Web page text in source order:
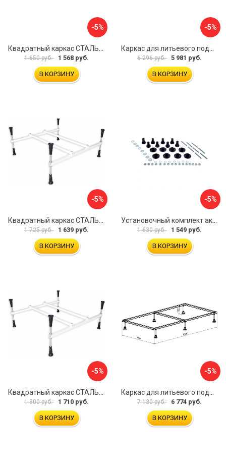
-5%
Квадратный каркас СТАЛЬВЕНТ 00-00000147
1 650 руб. 1 568 руб.
В КОРЗИНУ
-5%
Каркас для литьевого поддона ALLEN BRAU 267187
6 296 руб. 5 981 руб.
В КОРЗИНУ
-5%
1 725 руб. 1 639 руб.
В КОРЗИНУ
-5%
1 630 руб. 1 549 руб.
В КОРЗИНУ
-5%
1 800 руб. 1 710 руб.
В КОРЗИНУ
-5%
7 130 руб. 6 774 руб.
В КОРЗИНУ